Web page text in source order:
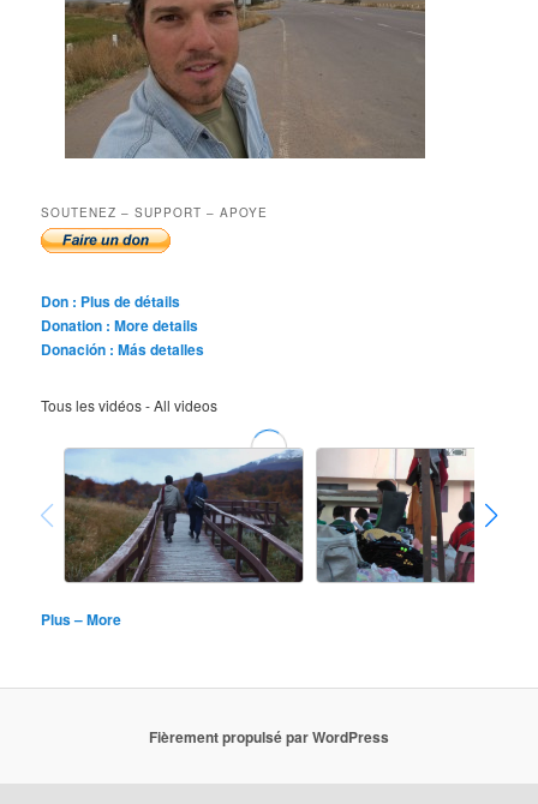
SOUTENEZ – SUPPORT – APOYE
Don : Plus de détails
Donation : More details
Donación : Más detalles
Tous les vidéos - All videos
Plus – More
Fièrement propulsé par WordPress